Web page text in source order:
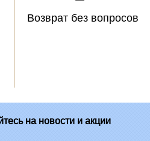
Возврат без вопросов
на новости и акции